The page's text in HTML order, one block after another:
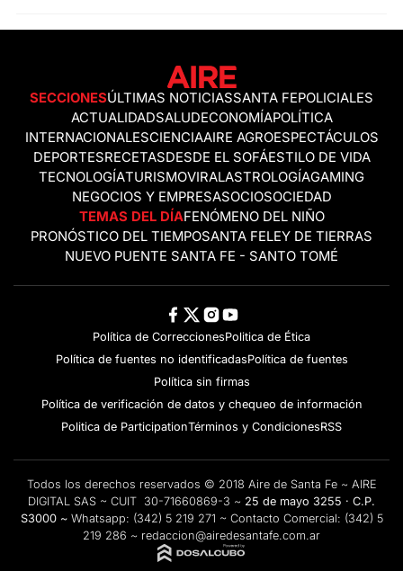
SECCIONESÚLTIMAS NOTICIASSANTA FEPOLICIALES
ACTUALIDADSALUDECONOMÍAPOLÍTICA
INTERNACIONALESCIENCIAAIRE AGROESPECTÁCULOS
DEPORTESRECETASDESDE EL SOFÁESTILO DE VIDA
TECNOLOGÍATURISMOVIRALASTROLOGÍAGAMING
NEGOCIOS Y EMPRESASOCIOSOCIEDAD
TEMAS DEL DÍAFENÓMENO DEL NIÑO
PRONÓSTICO DEL TIEMPOSANTA FELEY DE TIERRAS
NUEVO PUENTE SANTA FE - SANTO TOMÉ
Política de CorreccionesPolitica de Ética
Política de fuentes no identificadasPolítica de fuentes
Política sin firmas
Política de verificación de datos y chequeo de información
Politica de ParticipationTérminos y CondicionesRSS
Todos los derechos reservados © 2018 Aire de Santa Fe ~ AIRE
DIGITAL SAS ~ CUIT 30-71660869-3 ~ 25 de mayo 3255 · C.P.
S3000 ~ Whatsapp: (342) 5 219 271 ~ Contacto Comercial: (342) 5
219 286 ~ redaccion@airedesantafe.com.ar